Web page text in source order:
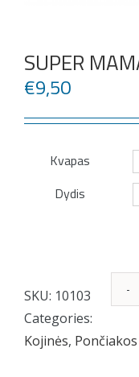
SUPER
€9,50
Kvapas
Dydis
SKU: 10103
Categories:
Kojinės, Pončiakos